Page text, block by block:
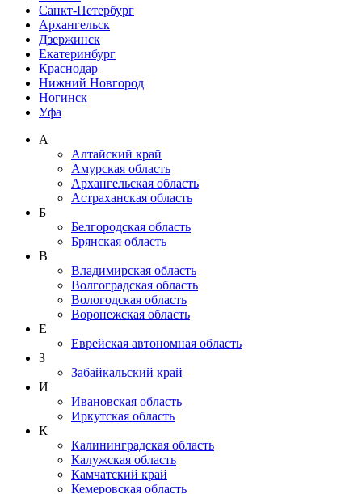
Санкт-Петербург
Архангельск
Дзержинск
Екатеринбург
Краснодар
Нижний Новгород
Ногинск
Уфа
А
Алтайский край
Амурская область
Архангельская область
Астраханская область
Б
Белгородская область
Брянская область
В
Владимирская область
Волгоградская область
Вологодская область
Воронежская область
Е
Еврейская автономная область
З
Забайкальский край
И
Ивановская область
Иркутская область
К
Калининградская область
Калужская область
Камчатский край
Кемеровская область